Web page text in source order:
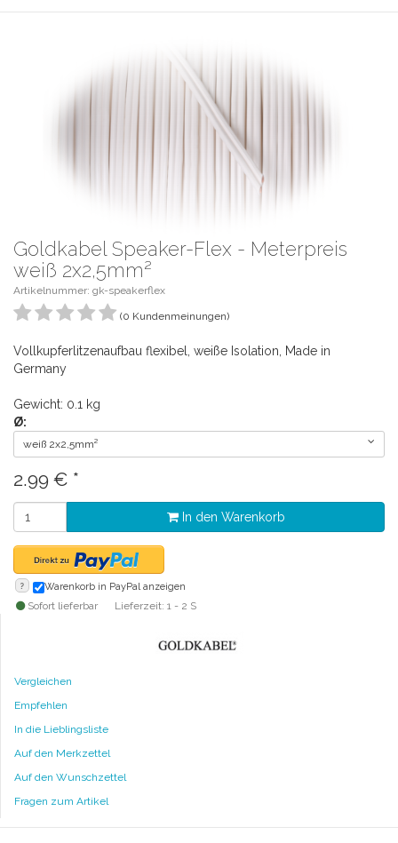
Goldkabel Speaker-Flex - Meterpreis
weiß 2x2,5mm²
Artikelnummer: gk-speakerflex
(0 Kundenmeinungen)
Vollkupferlitzenaufbau flexibel, weiße Isolation, Made in
Germany
Gewicht: 0.1 kg
Ø:
weiß 2x2,5mm²
2.99 € *
In den Warenkorb
? Warenkorb in PayPal anzeigen
Sofort lieferbar Lieferzeit: 1 - 2 S
Vergleichen
Empfehlen
In die Lieblingsliste
Auf den Merkzettel
Auf den Wunschzettel
Fragen zum Artikel